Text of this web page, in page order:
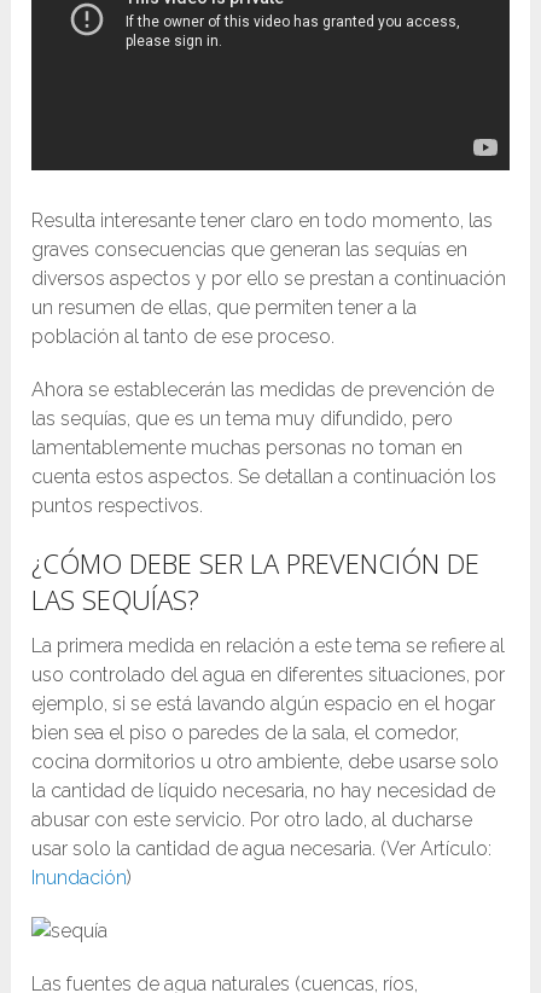
Resulta interesante tener claro en todo momento, las
graves consecuencias que generan las sequías en
diversos aspectos y por ello se prestan a continuación
un resumen de ellas, que permiten tener a la
población al tanto de ese proceso.
Ahora se establecerán las medidas de prevención de
las sequías, que es un tema muy difundido, pero
lamentablemente muchas personas no toman en
cuenta estos aspectos. Se detallan a continuación los
puntos respectivos.
¿CÓMO DEBE SER LA PREVENCIÓN DE
LAS SEQUÍAS?
La primera medida en relación a este tema se refiere al
uso controlado del agua en diferentes situaciones, por
ejemplo, si se está lavando algún espacio en el hogar
bien sea el piso o paredes de la sala, el comedor,
cocina dormitorios u otro ambiente, debe usarse solo
la cantidad de líquido necesaria, no hay necesidad de
abusar con este servicio. Por otro lado, al ducharse
usar solo la cantidad de agua necesaria. (Ver Artículo:
Inundación)
Las fuentes de agua naturales (cuencas, ríos,